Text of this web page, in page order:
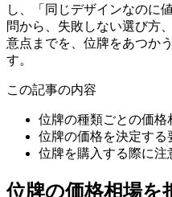
し、「同じデザインなのに
問から、失敗しない選び方
意点までを、位牌をあつか
す。
この記事の内容
位牌の種類ごとの価格
位牌の価格を決定する
位牌を購入する際に注
位牌の価格相場を